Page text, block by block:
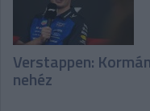
Verstappen:
nehéz